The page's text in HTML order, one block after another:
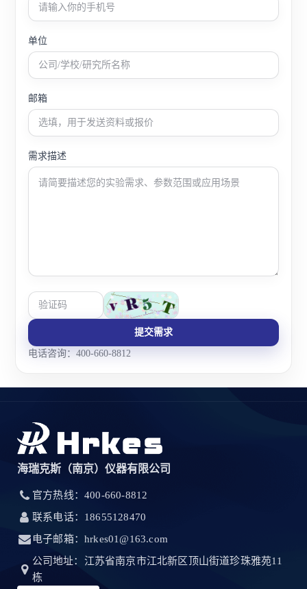
单位
邮箱
需求描述
提交需求
电话咨询：400-660-8812
海瑞克斯（南京）仪器有限公司
官方热线：400-660-8812
联系电话：18655128470
电子邮箱：hrkes01@163.com
公司地址：江苏省南京市江北新区顶山街道珍珠雅苑11
栋